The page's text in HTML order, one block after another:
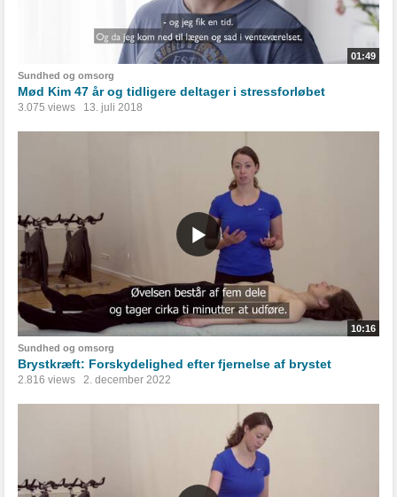
01:49
Sundhed og omsorg
Mød Kim 47 år og tidligere deltager i stressforløbet
3.075 views 13. juli 2018
10:16
Sundhed og omsorg
Brystkræft: Forskydelighed efter fjernelse af brystet
2.816 views 2. december 2022